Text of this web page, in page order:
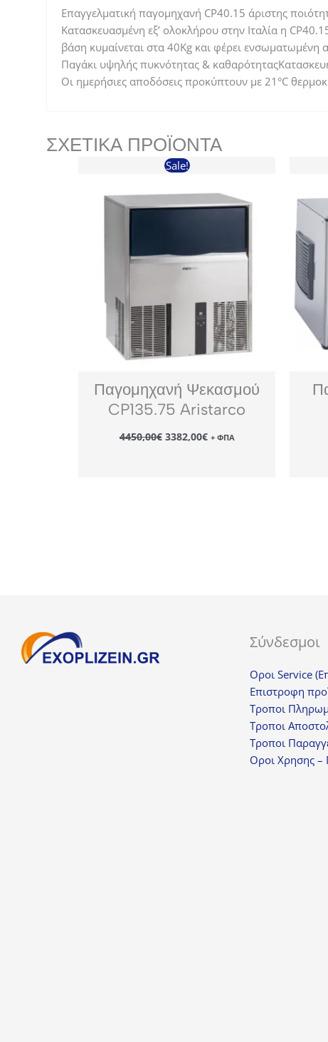
Επαγγελματική παγομηχανή CP40.15 άριστης
Κατασκευασμένη εξ’ ολοκλήρου στην Ιταλία η
βάση κυμαίνεται στα 40Kg και φέρει ενσωματωμένη
Παγάκι υψηλής πυκνότητας &
Οι ημερήσιες αποδόσεις προκύπτουν με 21°C
ΣΧΕΤΙΚΆ ΠΡΟΪΌΝΤΑ
Sale!
Παγομηχανή Ψεκασμού
CP135.75 Aristarco
4450,00€ Original
price
3382,00€Η
τρέχουσα
+ ΦΠΑ
Σύνδεσμοι
Οροι Service
Επιστροφη
Τροποι
Τροποι
Τροποι
Οροι Χρησης –